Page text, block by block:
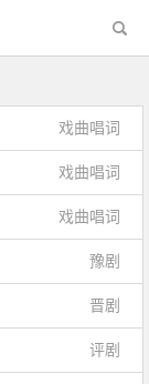
戏曲唱词
戏曲唱词
戏曲唱词
豫剧
晋剧
评剧